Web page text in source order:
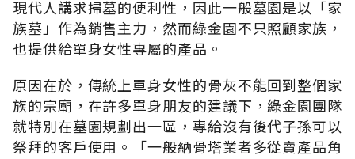
現代人講求掃墓的便利性，因此一般墓園是以「家
族墓」作為銷售主力，然而綠金園不只照顧家族，
也提供給單身女性專屬的產品。
原因在於，傳統上單身女性的骨灰不能回到整個家
族的宗廟，在許多單身朋友的建議下，綠金園團隊
就特別在墓園規劃出一區，專給沒有後代子孫可以
祭拜的客戶使用。「一般納骨塔業者多從賣產品角